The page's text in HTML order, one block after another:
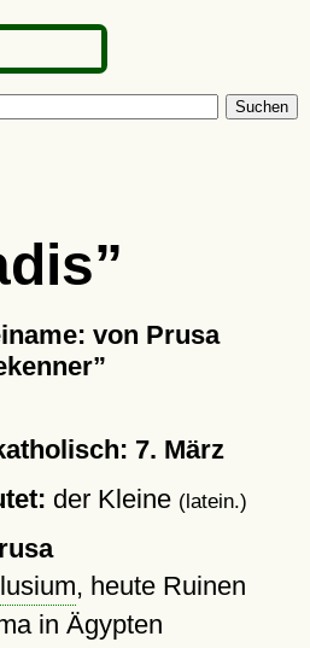
Suchen
von Prusa
7. März
der Kleine (latein.)
, heute Ruinen
in Ägypten